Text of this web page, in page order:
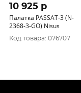
10 925 p
Палатка PASSAT-3 (N-
2368-3-GO) Nisus
Код товара: 076707